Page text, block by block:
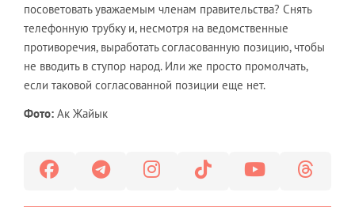
посоветовать уважаемым членам правительства? Снять
телефонную трубку и, несмотря на ведомственные
противоречия, выработать согласованную позицию, чтобы
не вводить в ступор народ. Или же просто промолчать,
если таковой согласованной позиции еще нет.
Фото: Ак Жайык